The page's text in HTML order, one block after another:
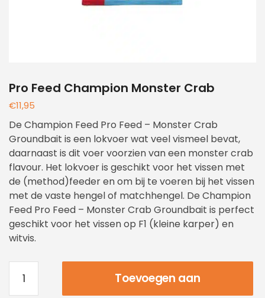
Pro Feed Champion Monster Crab
€11,95
De Champion Feed Pro Feed – Monster Crab
Groundbait is een lokvoer wat veel vismeel bevat,
daarnaast is dit voer voorzien van een monster crab
flavour. Het lokvoer is geschikt voor het vissen met
de (method)feeder en om bij te voeren bij het vissen
met de vaste hengel of matchhengel. De Champion
Feed Pro Feed – Monster Crab Groundbait is perfect
geschikt voor het vissen op F1 (kleine karper) en
witvis.
Toevoegen aan